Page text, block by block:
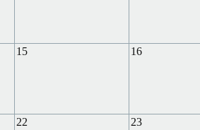
15 16
22 23